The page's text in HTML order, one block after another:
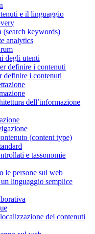
e il linguaggio
(search keywords)
analytics
degli utenti
definire i contenuti
definire i contenuti
dell’informazione
(content type)
e tassonomie
le persone sul web
linguaggio semplice
dei contenuti